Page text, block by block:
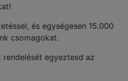
és egységesen 15.000
csomagokat.
egyeztesd az